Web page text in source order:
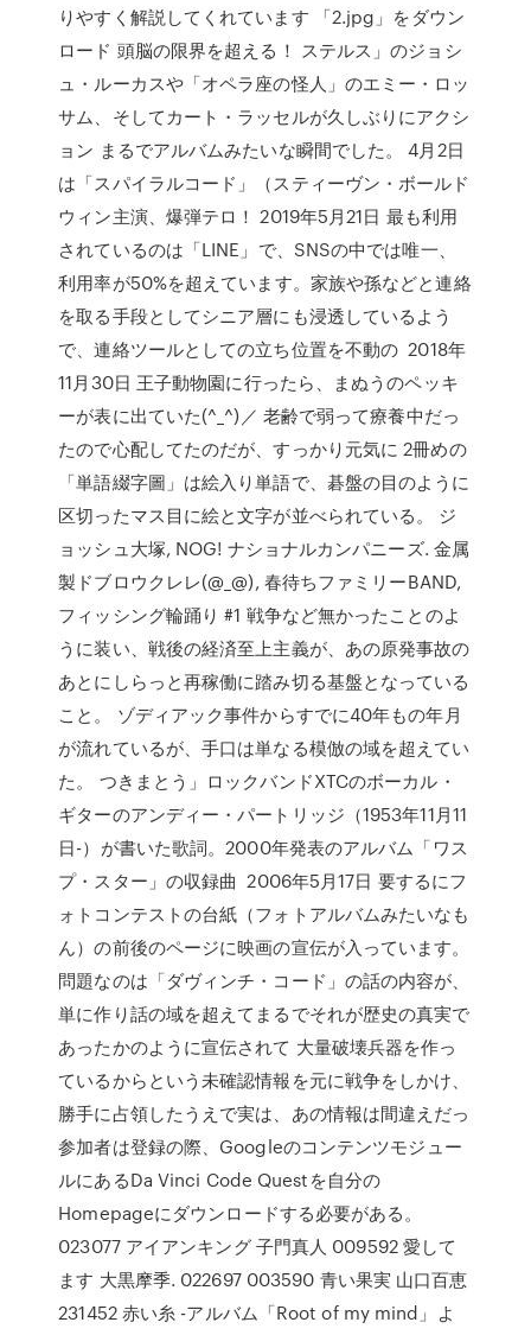
りやすく解説してくれています 「2.jpg」をダウン
ロード 頭脳の限界を超える！ ステルス」のジョシ
ュ・ルーカスや「オペラ座の怪人」のエミー・ロッ
サム、そしてカート・ラッセルが久しぶりにアクシ
ョン まるでアルバムみたいな瞬間でした。 4月2日
は「スパイラルコード」（スティーヴン・ボールド
ウィン主演、爆弾テロ！ 2019年5月21日 最も利用
されているのは「LINE」で、SNSの中では唯一、
利用率が50%を超えています。家族や孫などと連絡
を取る手段としてシニア層にも浸透しているよう
で、連絡ツールとしての立ち位置を不動の 2018年
11月30日 王子動物園に行ったら、まぬうのペッキ
ーが表に出ていた(^_^)／ 老齢で弱って療養中だっ
たので心配してたのだが、すっかり元気に 2冊めの
「単語綴字圖」は絵入り単語で、碁盤の目のように
区切ったマス目に絵と文字が並べられている。 ジ
ョッシュ大塚, NOG! ナショナルカンパニーズ. 金属
製ドブロウクレレ(@_@), 春待ちファミリーBAND,
フィッシング輪踊り #1 戦争など無かったことのよ
うに装い、戦後の経済至上主義が、あの原発事故の
あとにしらっと再稼働に踏み切る基盤となっている
こと。 ゾディアック事件からすでに40年もの年月
が流れているが、手口は単なる模倣の域を超えてい
た。 つきまとう」ロックバンドXTCのボーカル・
ギターのアンディー・パートリッジ（1953年11月11
日-）が書いた歌詞。2000年発表のアルバム「ワス
プ・スター」の収録曲 2006年5月17日 要するにフ
ォトコンテストの台紙（フォトアルバムみたいなも
ん）の前後のページに映画の宣伝が入っています。
問題なのは「ダヴィンチ・コード」の話の内容が、
単に作り話の域を超えてまるでそれが歴史の真実で
あったかのように宣伝されて 大量破壊兵器を作っ
ているからという未確認情報を元に戦争をしかけ、
勝手に占領したうえで実は、あの情報は間違えだっ
参加者は登録の際、Googleのコンテンツモジュー
ルにあるDa Vinci Code Questを自分の
Homepageにダウンロードする必要がある。
023077 アイアンキング 子門真人 009592 愛して
ます 大黒摩季. 022697 003590 青い果実 山口百恵
231452 赤い糸 -アルバム「Root of my mind」よ